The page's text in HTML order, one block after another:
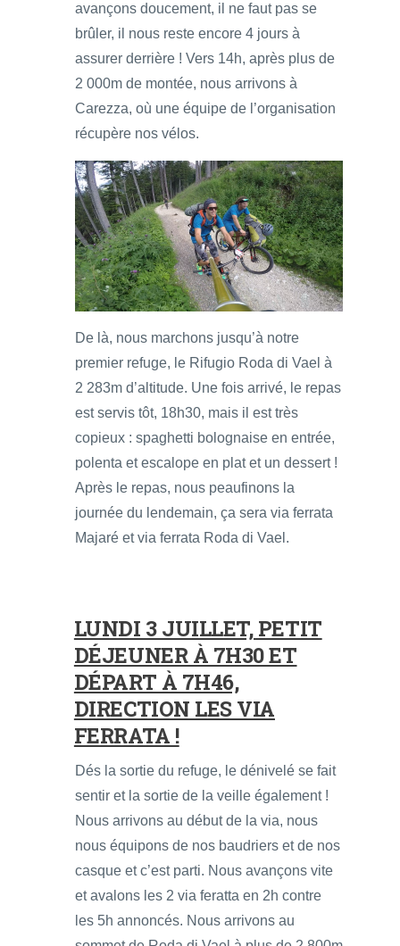
avançons doucement, il ne faut pas se
brûler, il nous reste encore 4 jours à
assurer derrière ! Vers 14h, après plus de
2 000m de montée, nous arrivons à
Carezza, où une équipe de l’organisation
récupère nos vélos.
De là, nous marchons jusqu’à notre
premier refuge, le Rifugio Roda di Vael à
2 283m d’altitude. Une fois arrivé, le repas
est servis tôt, 18h30, mais il est très
copieux : spaghetti bolognaise en entrée,
polenta et escalope en plat et un dessert !
Après le repas, nous peaufinons la
journée du lendemain, ça sera via ferrata
Majaré et via ferrata Roda di Vael.
LUNDI 3 JUILLET, PETIT
DÉJEUNER À 7H30 ET
DÉPART À 7H46,
DIRECTION LES VIA
FERRATA !
Dés la sortie du refuge, le dénivelé se fait
sentir et la sortie de la veille également !
Nous arrivons au début de la via, nous
nous équipons de nos baudriers et de nos
casque et c’est parti. Nous avançons vite
et avalons les 2 via feratta en 2h contre
les 5h annoncés. Nous arrivons au